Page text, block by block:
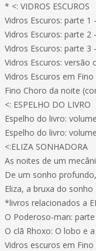
* <: VIDROS ESCUROS
Vidros Escuros: parte 1
Vidros Escuros: parte 2
Vidros Escuros: parte 3
Vidros Escuros: versão
Vidros Escuros em
Fino Choro da noite
<: ESPELHO DO LIVRO
Espelho do livro:
Espelho do livro:
<:ELIZA SONHADORA
As noites de um
De um sonho
Eliza, a bruxa do sonho
*livros relacionados a
O Poderoso-man:
O clã Rhoxo: O lobo e
Vidros escuros em